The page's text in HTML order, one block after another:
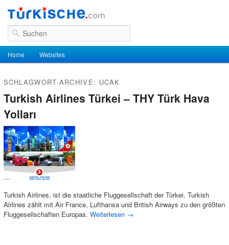
Suchen
Hauptmenü
Zum Inhalt wechseln
Zum sekundären Inhalt wechseln
Home Websites
SCHLAGWORT-ARCHIVE: UCAK
Turkish Airlines Türkei – THY Türk Hava
Yolları
Turkish Airlines, ist die staatliche Fluggesellschaft der Türkei. Turkish
Airlines zählt mit Air France, Lufthansa und British Airways zu den größten
Fluggesellschaften Europas. Weiterlesen →